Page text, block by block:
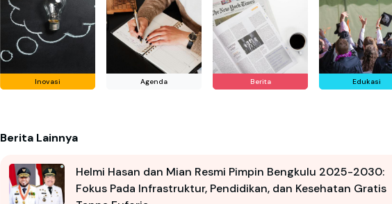
Inovasi Agenda Berita Edukasi
Berita Lainnya
Helmi Hasan dan Mian Resmi Pimpin Bengkulu 2025-2030:
Fokus Pada Infrastruktur, Pendidikan, dan Kesehatan Gratis